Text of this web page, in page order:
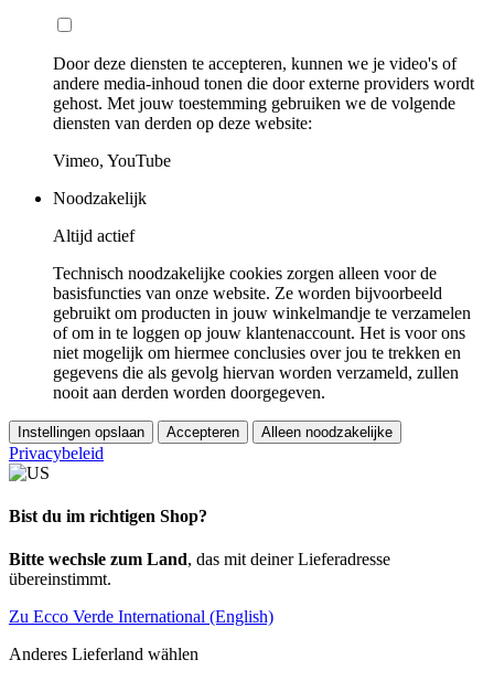
Door deze diensten te accepteren, kunnen we je video's of
andere media-inhoud tonen die door externe providers wordt
gehost. Met jouw toestemming gebruiken we de volgende
diensten van derden op deze website:
Vimeo, YouTube
Noodzakelijk
Altijd actief
Technisch noodzakelijke cookies zorgen alleen voor de
basisfuncties van onze website. Ze worden bijvoorbeeld
gebruikt om producten in jouw winkelmandje te verzamelen
of om in te loggen op jouw klantenaccount. Het is voor ons
niet mogelijk om hiermee conclusies over jou te trekken en
gegevens die als gevolg hiervan worden verzameld, zullen
nooit aan derden worden doorgegeven.
Instellingen opslaan Accepteren Alleen noodzakelijke
Privacybeleid
Bist du im richtigen Shop?
Bitte wechsle zum Land, das mit deiner Lieferadresse
übereinstimmt.
Zu Ecco Verde International (English)
Anderes Lieferland wählen